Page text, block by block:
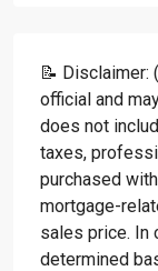
📝 Disclaimer:
official and
does not
taxes,
purchased
mortgage-
sales price. In
determined